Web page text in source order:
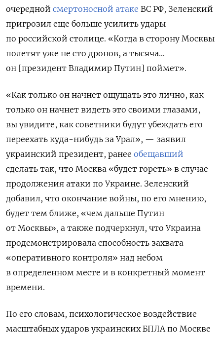
очередной смертоносной атаке ВС РФ, Зеленский
пригрозил еще больше усилить удары
по российской столице. «Когда в сторону Москвы
полетят уже не сто дронов, а тысяча…
он [президент Владимир Путин] поймет».
«Как только он начнет ощущать это лично, как
только он начнет видеть это своими глазами,
вы увидите, как советники будут убеждать его
переехать куда-нибудь за Урал», — заявил
украинский президент, ранее обещавший
сделать так, что Москва «будет гореть» в случае
продолжения атаки по Украине. Зеленский
добавил, что окончание войны, по его мнению,
будет тем ближе, «чем дальше Путин
от Москвы», а также подчеркнул, что Украина
продемонстрировала способность захвата
«оперативного контроля» над небом
в определенном месте и в конкретный момент
времени.
По его словам, психологическое воздействие
масштабных ударов украинских БПЛА по Москве